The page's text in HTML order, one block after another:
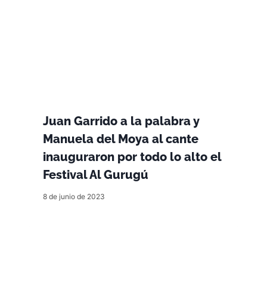
Juan Garrido a la palabra y
Manuela del Moya al cante
inauguraron por todo lo alto el
Festival Al Gurugú
8 de junio de 2023